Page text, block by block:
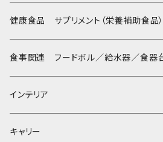
XSサイズ(テープ幅1.0cm) _ ハーネス&リー
Collar & Leash Set - S
幼犬・超小型犬用 _ 幅1.0cm
小型犬用 _ 幅1.5cm
flexi フレキシリード(伸縮リード)
ライト
etc.
ぬいぐるみ
ラテックスTOY
PomPreece / ポンポリース
デンタル
etc.
BITE ME
京
Bonpuchi
職人の味
ジャーキー
和菓子
愛犬の健康おやつ
POCHETINO
etc.
健康食品 サプリメント（栄養補助食品）
涙やけ対策
健康維持
食糞防止
食事関連 フードボル／給水器／食器
フードボウル
給水器
インテリア
カドラー／ベッド
キャリー